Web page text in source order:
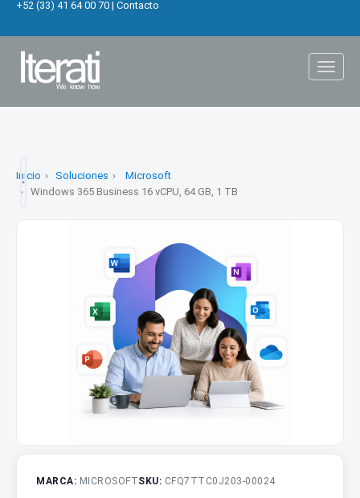
+52 (33) 41 64 00 70 | Contacto
Inicio Soluciones
Microsoft
Windows 365 Business 16 vCPU, 64 GB, 1 TB
MARCA: MICROSOFTSKU: CFQ7TTC0J203-00024